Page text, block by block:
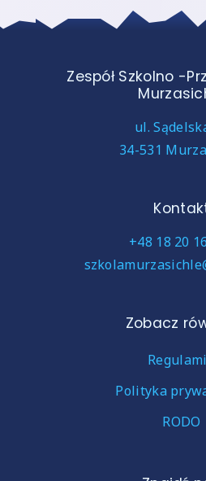
Zespół Szkolno -
ul.
34-531
+48 18 20
Zobacz
Polityka
RODO